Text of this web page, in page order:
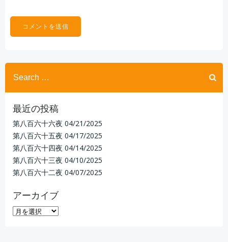
Search
for:
最近の投稿
第八百六十六夜 04/21/2025
第八百六十五夜 04/17/2025
第八百六十四夜 04/14/2025
第八百六十三夜 04/10/2025
第八百六十二夜 04/07/2025
アーカイブ
ア